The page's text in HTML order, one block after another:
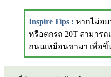
Inspire Tips : หากไม่อย
หรือตกรถ 20T สามารถ
ถนนเหมือนขามา เพื่อขึ้